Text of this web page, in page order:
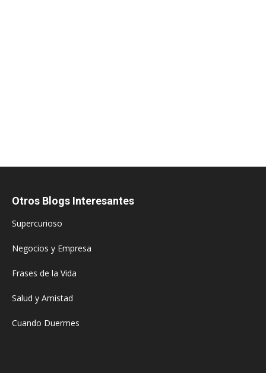
Otros Blogs Interesantes
Supercurioso
Negocios y Empresa
Frases de la Vida
Salud y Amistad
Cuando Duermes